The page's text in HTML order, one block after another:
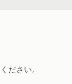
ださい。